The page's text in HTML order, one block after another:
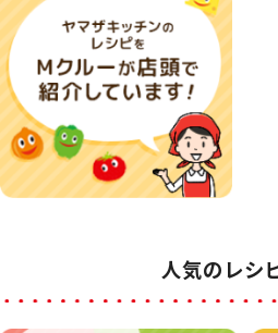
人気のレシ